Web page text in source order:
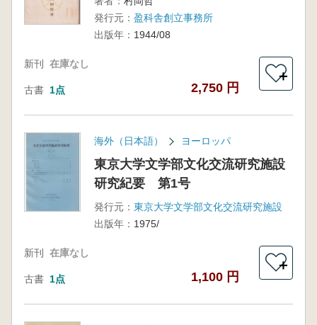
発行元： 盈科舎創立事務所
出版年： 1944/08
新刊 在庫なし
古書 1点 2,750 円
＋
海外（日本語） ヨーロッパ
東京大学文学部文化交流研究施設
研究紀要 第1号
発行元： 東京大学文学部文化交流研究施設
出版年： 1975/
新刊 在庫なし
古書 1点 1,100 円
＋